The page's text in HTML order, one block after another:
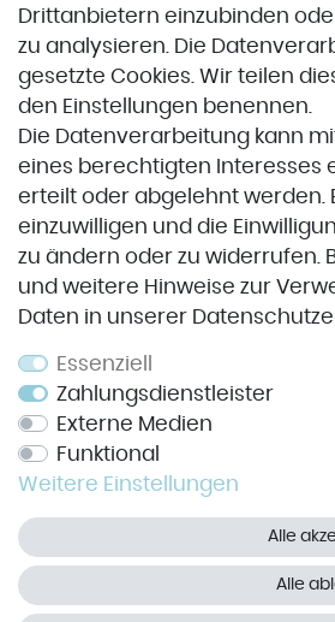
Drittanbietern einzubinden
zu analysieren. Die
gesetzte Cookies. Wir teilen
den Einstellungen benennen.
Die Datenverarbeitung kann
eines berechtigten Interesses
erteilt oder abgelehnt werden.
einzuwilligen und die
zu ändern oder zu widerrufen.
und weitere Hinweise zur
Daten in unserer
Essenziell
Zahlungsdienstleister
Externe Medien
Funktional
Weitere Einstellungen
Alle
Alle